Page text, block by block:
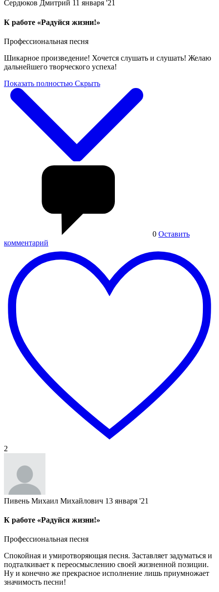
Сердюков Дмитрий 11 января '21
К работе «Радуйся жизни!»
Профессиональная песня
Шикарное произведение! Хочется слушать и слушать! Желаю
дальнейшего творческого успеха!
Показать полностью Скрыть
0 Оставить
комментарий
2
Пивень Михаил Михайлович 13 января '21
К работе «Радуйся жизни!»
Профессиональная песня
Спокойная и умиротворяющая песня. Заставляет задуматься и
подталкивает к переосмыслению своей жизненной позиции.
Ну и конечно же прекрасное исполнение лишь приумножает
значимость песни!